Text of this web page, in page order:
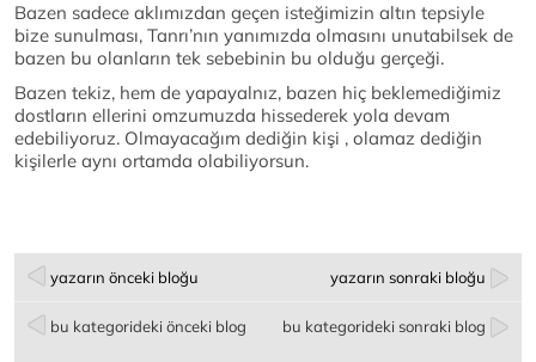
Bazen sadece aklımızdan geçen isteğimizin altın tepsiyle
bize sunulması, Tanrı’nın yanımızda olmasını unutabilsek de
bazen bu olanların tek sebebinin bu olduğu gerçeği.
Bazen tekiz, hem de yapayalnız, bazen hiç beklemediğimiz
dostların ellerini omzumuzda hissederek yola devam
edebiliyoruz. Olmayacağım dediğin kişi , olamaz dediğin
kişilerle aynı ortamda olabiliyorsun.
yazarın önceki bloğu yazarın sonraki bloğu
bu kategorideki önceki blog bu kategorideki sonraki blog